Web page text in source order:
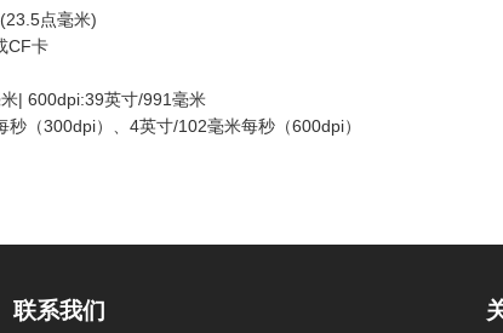
点毫米)
CF卡
| 600dpi:39英寸/991毫米
（300dpi）、4英寸/102毫米每秒（600dpi）
联系我们